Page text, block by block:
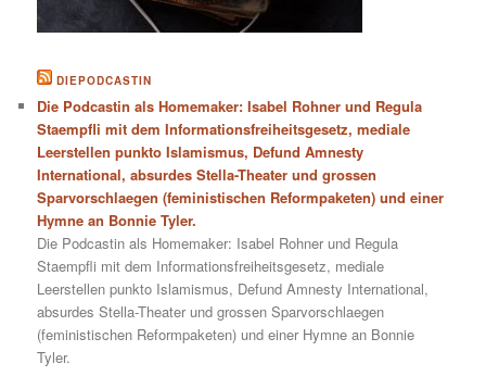
DIEPODCASTIN
Die Podcastin als Homemaker: Isabel Rohner und Regula
Staempfli mit dem Informationsfreiheitsgesetz, mediale
Leerstellen punkto Islamismus, Defund Amnesty
International, absurdes Stella-Theater und grossen
Sparvorschlaegen (feministischen Reformpaketen) und einer
Hymne an Bonnie Tyler.
Die Podcastin als Homemaker: Isabel Rohner und Regula
Staempfli mit dem Informationsfreiheitsgesetz, mediale
Leerstellen punkto Islamismus, Defund Amnesty International,
absurdes Stella-Theater und grossen Sparvorschlaegen
(feministischen Reformpaketen) und einer Hymne an Bonnie
Tyler.